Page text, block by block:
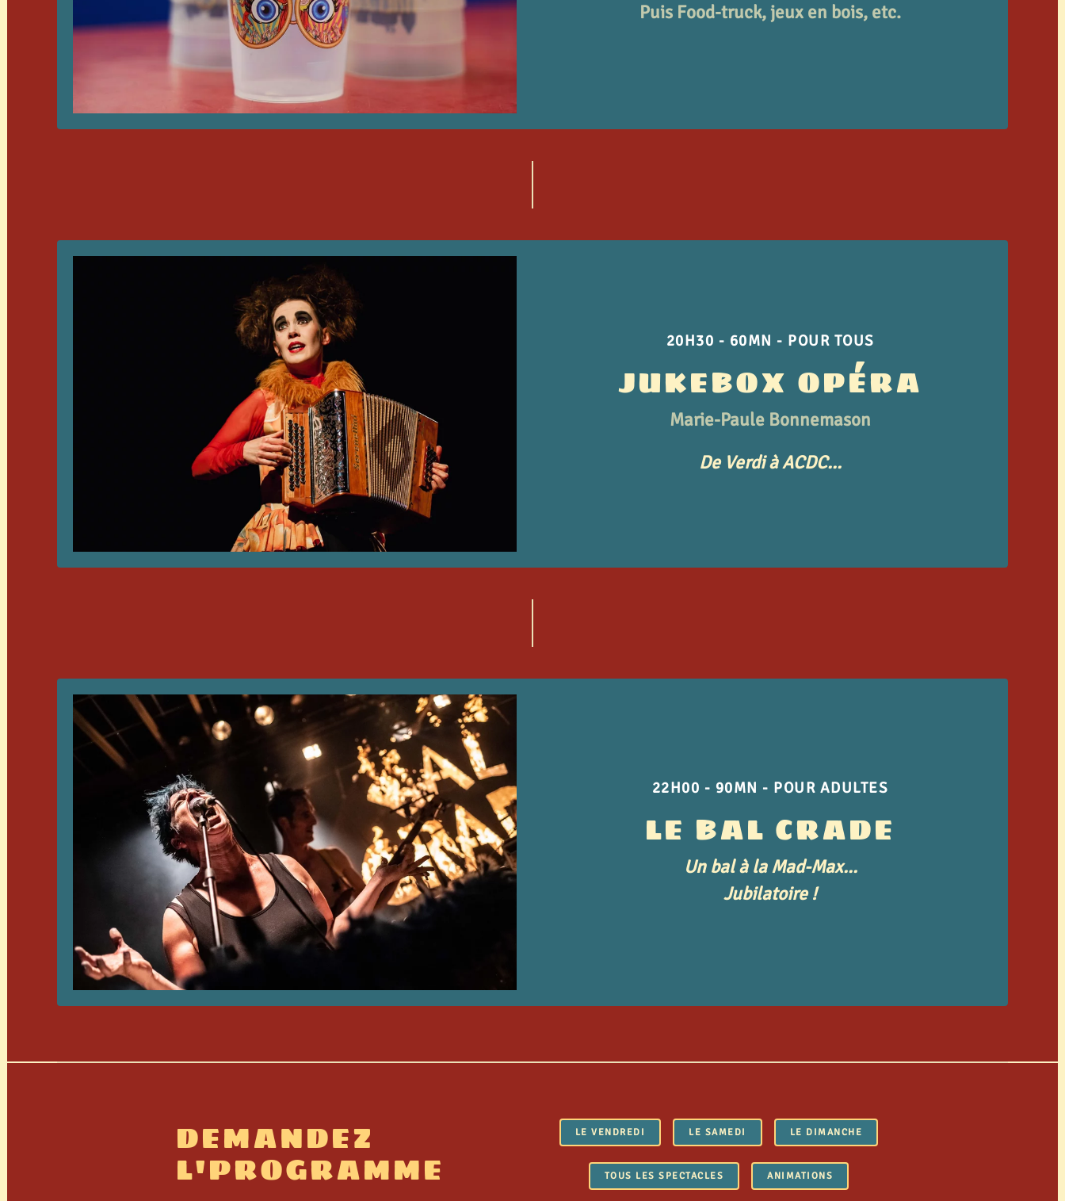
Puis Food-truck, jeux en bois, etc.
20H30 - 60MN - POUR TOUS
JUKEBOX OPÉRA
Marie-Paule Bonnemason
De Verdi à ACDC...
22H00 - 90MN - POUR ADULTES
LE BAL CRADE
Un bal à la Mad-Max...
Jubilatoire !
DEMANDEZ
L'PROGRAMME
LE VENDREDI LE SAMEDI LE DIMANCHE
TOUS LES SPECTACLES ANIMATIONS